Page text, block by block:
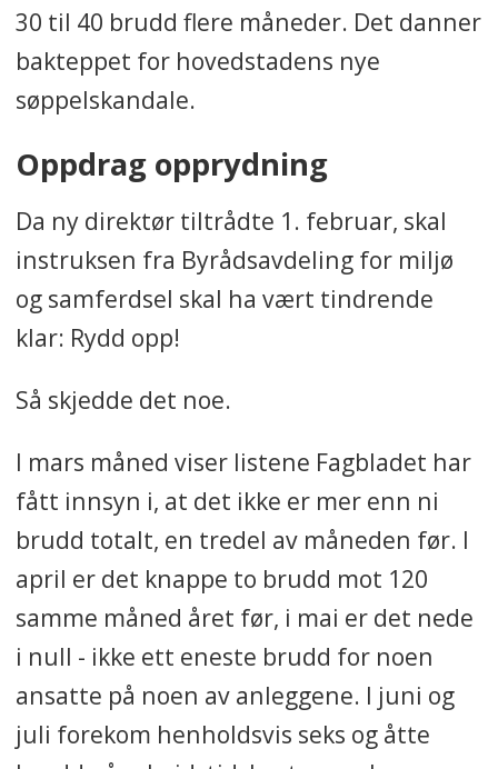
30 til 40 brudd flere måneder. Det danner
bakteppet for hovedstadens nye
søppelskandale.
Oppdrag opprydning
Da ny direktør tiltrådte 1. februar, skal
instruksen fra Byrådsavdeling for miljø
og samferdsel skal ha vært tindrende
klar: Rydd opp!
Så skjedde det noe.
I mars måned viser listene Fagbladet har
fått innsyn i, at det ikke er mer enn ni
brudd totalt, en tredel av måneden før. I
april er det knappe to brudd mot 120
samme måned året før, i mai er det nede
i null - ikke ett eneste brudd for noen
ansatte på noen av anleggene. I juni og
juli forekom henholdsvis seks og åtte